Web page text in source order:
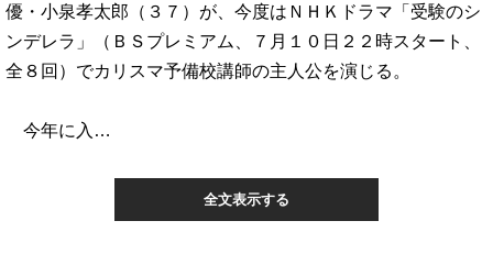
優・小泉孝太郎（３７）が、今度はＮＨＫドラマ「受験のシ
ンデレラ」（ＢＳプレミアム、７月１０日２２時スタート、
全８回）でカリスマ予備校講師の主人公を演じる。
今年に入…
全文表示する